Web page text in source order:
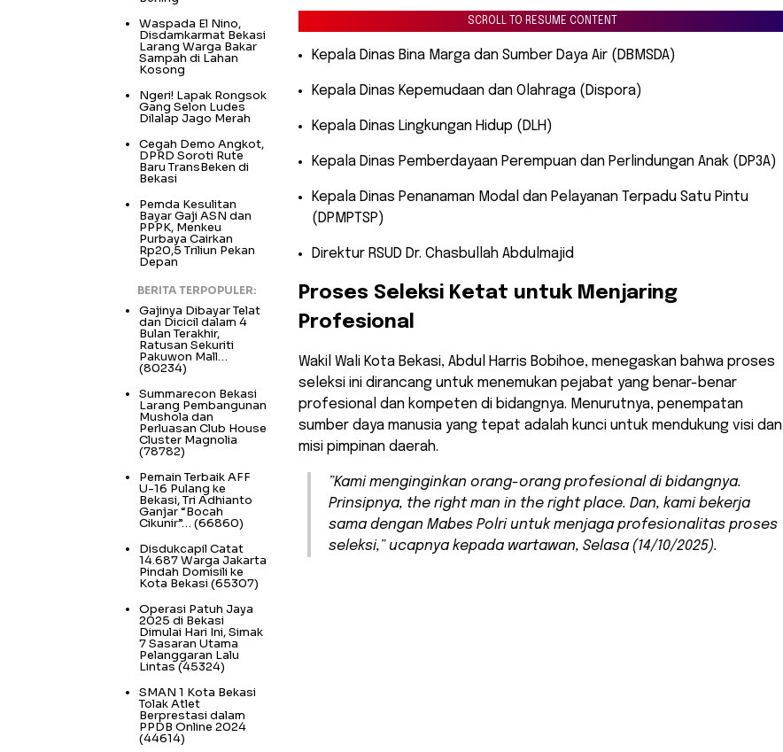
SCROLL TO RESUME CONTENT
​Kepala Dinas Bina Marga dan Sumber Daya Air (DBMSDA)
​Kepala Dinas Kepemudaan dan Olahraga (Dispora)
​Kepala Dinas Lingkungan Hidup (DLH)
​Kepala Dinas Pemberdayaan Perempuan dan Perlindungan Anak (DP3A)
​Kepala Dinas Penanaman Modal dan Pelayanan Terpadu Satu Pintu
(DPMPTSP)
​Direktur RSUD Dr. Chasbullah Abdulmajid
Proses Seleksi Ketat untuk Menjaring
Profesional
​Wakil Wali Kota Bekasi, Abdul Harris Bobihoe, menegaskan bahwa proses
seleksi ini dirancang untuk menemukan pejabat yang benar-benar
profesional dan kompeten di bidangnya. Menurutnya, penempatan
sumber daya manusia yang tepat adalah kunci untuk mendukung visi dan
misi pimpinan daerah.
​”Kami menginginkan orang-orang profesional di bidangnya.
Prinsipnya, the right man in the right place. Dan, kami bekerja
sama dengan Mabes Polri untuk menjaga profesionalitas proses
seleksi,” ucapnya kepada wartawan, Selasa (14/10/2025).
Waspada El Nino,
Disdamkarmat Bekasi
Larang Warga Bakar
Sampah di Lahan
Kosong
Ngeri! Lapak Rongsok
Gang Selon Ludes
Dilalap Jago Merah
Cegah Demo Angkot,
DPRD Soroti Rute
Baru TransBeken di
Bekasi
Pemda Kesulitan
Bayar Gaji ASN dan
PPPK, Menkeu
Purbaya Cairkan
Rp20,5 Triliun Pekan
Depan
BERITA TERPOPULER:
Gajinya Dibayar Telat
dan Dicicil dalam 4
Bulan Terakhir,
Ratusan Sekuriti
Pakuwon Mall…
(80234)
Summarecon Bekasi
Larang Pembangunan
Mushola dan
Perluasan Club House
Cluster Magnolia
(78782)
Pemain Terbaik AFF
U-16 Pulang ke
Bekasi, Tri Adhianto
Ganjar “Bocah
Cikunir”… (66860)
Disdukcapil Catat
14.687 Warga Jakarta
Pindah Domisili ke
Kota Bekasi (65307)
Operasi Patuh Jaya
2025 di Bekasi
Dimulai Hari Ini, Simak
7 Sasaran Utama
Pelanggaran Lalu
Lintas(45324)
SMAN 1 Kota Bekasi
Tolak Atlet
Berprestasi dalam
PPDB Online 2024
(44614)